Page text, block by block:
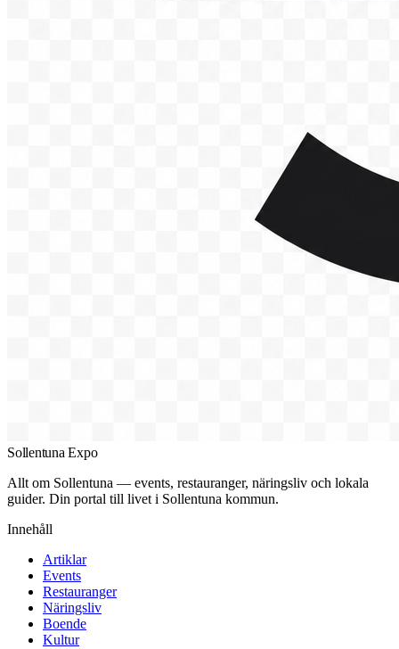
Sollentuna Expo
Allt om Sollentuna — events, restauranger, näringsliv och lokala
guider. Din portal till livet i Sollentuna kommun.
Innehåll
Artiklar
Events
Restauranger
Näringsliv
Boende
Kultur